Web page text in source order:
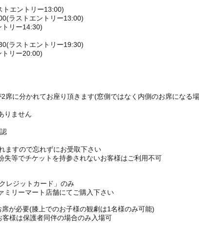
トエントリー13:00)
ラストエントリー13:00)
トリー14:30)
ラストエントリー19:30)
トリー20:00)
に分かれてお座り頂きます(窓側ではなく内側のお席になる
りません
ますので忘れずにお受取下さい
等でチケットを持参されないお客様はご利用不可
レジットカード」のみ
ミリーマート店舗にてご購入下さい
が必要(膝上でのお子様の観劇は1名様のみ可能)
様は保護者同伴の場合のみ入場可